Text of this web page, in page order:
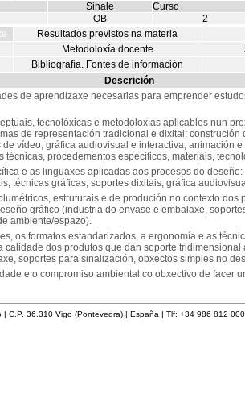
Sinale Curso
OB 2
Resultados previstos na materia
Metodoloxía docente
Bibliografía. Fontes de información
Descrición
de aprendizaxe necesarias para emprender
tecnolóxicas e metodoloxías aplicables nun
de representación tradicional e dixital; construción
vídeo, gráfica audiovisual e interactiva, animación
técnicas, procedementos específicos, materiais,
e as linguaxes aplicadas aos procesos do
técnicas gráficas, soportes dixitais, gráfica
estruturais e de produción no contexto dos
gráfico (industria do envase e embalaxe,
ambiente/espazo).
os formatos estandarizados, a ergonomía e as
calidade dos produtos que dan soporte tridimensional
soportes para sinalización, obxectos simples no
e o compromiso ambiental co obxectivo de facer
36.310 Vigo (Pontevedra) | España | Tlf: +34 986 812 000